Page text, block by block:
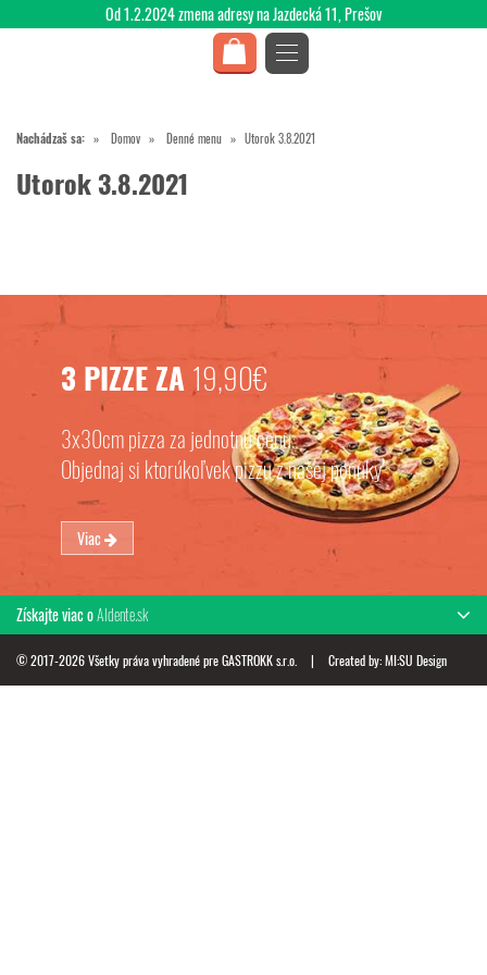
Nachádzaš sa: Domov Denné menu Utorok 3.8.2021
Utorok 3.8.2021
3 PIZZE ZA 19,90€
3x30cm pizza za jednotnú cenu.
Objednaj si ktorúkoľvek pizzu z našej ponuky
Viac
Získajte viac oAldente.sk
© 2017-2026 Všetky práva vyhradené pre GASTROKK s.r.o. | Created by:MI:SU Design
Od 1.2.2024 zmena adresy na Jazdecká 11, Prešov